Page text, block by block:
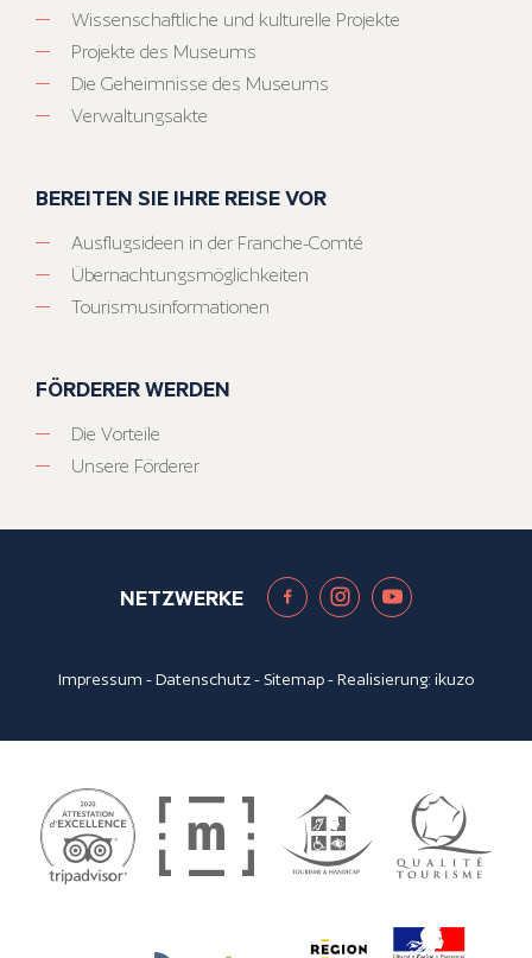
Wissenschaftliche und kulturelle Projekte
Projekte des Museums
Die Geheimnisse des Museums
Verwaltungsakte
BEREITEN SIE IHRE REISE VOR
Ausflugsideen in der Franche-Comté
Übernachtungsmöglichkeiten
Tourismusinformationen
FÖRDERER WERDEN
Die Vorteile
Unsere Förderer
NETZWERKE
Impressum -Datenschutz- Sitemap- Realisierung:ikuzo